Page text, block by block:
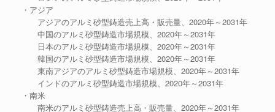
・アジア
アジアのアルミ砂型鋳造売上高・販売量、2020年～2031年
中国のアルミ砂型鋳造市場規模、2020年～2031年
日本のアルミ砂型鋳造市場規模、2020年～2031年
韓国のアルミ砂型鋳造市場規模、2020年～2031年
東南アジアのアルミ砂型鋳造市場規模、2020年～2031年
インドのアルミ砂型鋳造市場規模、2020年～2031年
・南米
南米のアルミ砂型鋳造売上高・販売量、2020年～2031年